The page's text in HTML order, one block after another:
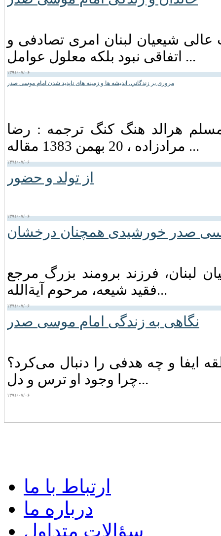
شیعیان لبنان امری تصادفی و
اتفاقی نبود بلکه معلول عوامل ...
۱۳۹۱/۰۷/۰۶
مروری بر زندگاني، انديشه ها و زمينه های ناپديد شدن امام موسی صدر
هرالد هنگ كنگ ترجمه : رضا
مرادزاده ، 20 بهمن 1383 مقاله ...
۱۳۹۱/۰۷/۰۶
از تولد و حضور
۱۳۹۱/۰۷/۰۶
صدر خورشیدی همچنان درخشان
لبنان‏، فرزند برومند بزرگ مرجع
فقید شیعه‏، مرحوم آیةالله...
۱۳۹۱/۰۷/۰۶
نگاهی به زندگی امام موسی صدر
و چه‌ هدفی‌ را دنبال‌ می‌کرد؟
چرا وجود او ترس‌ و دل...
۱۳۹۱/۰۷/۰۶
ارتباط با ما
درباره ما
سؤالات متداول